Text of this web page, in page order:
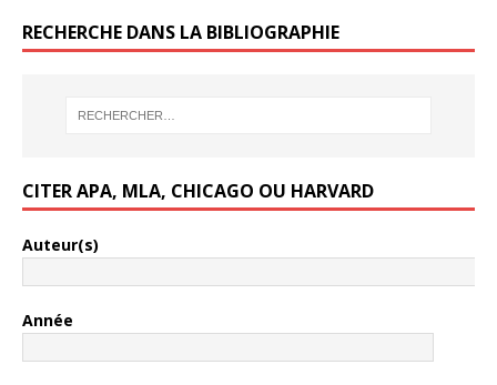
RECHERCHE DANS LA BIBLIOGRAPHIE
CITER APA, MLA, CHICAGO OU HARVARD
Auteur(s)
Année